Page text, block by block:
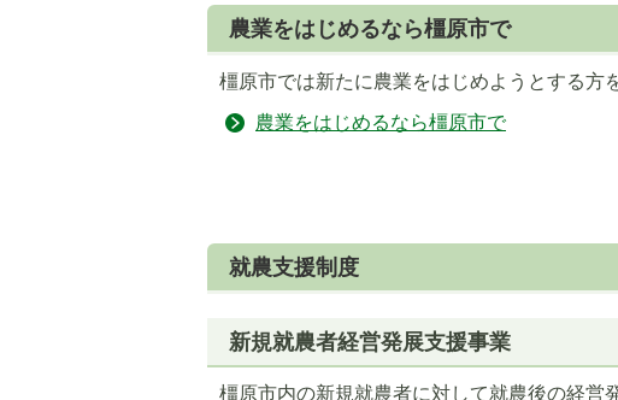
農業をはじめるなら橿原市で
橿原市では新たに農業をはじめようとする方
農業をはじめるなら橿原市で
就農支援制度
新規就農者経営発展支援事業
橿原市内の新規就農者に対して就農後の経営